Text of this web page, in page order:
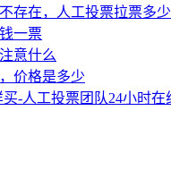
存在，人工投票拉票多
一票
意什么
价格是多少
-人工投票团队24小时在